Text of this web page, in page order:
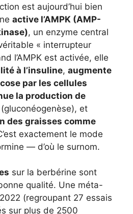
est aujourd’hui bien
active l’AMPK (AMP-
, un enzyme central
« interrupteur
l’AMPK est activée, elle
à l’insuline, augmente
par les cellules
la production de
(gluconéogenèse), et
des graisses comme
exactement le mode
— d’où le surnom.
sur la berbérine sont
qualité. Une méta-
(regroupant 27 essais
sur plus de 2500